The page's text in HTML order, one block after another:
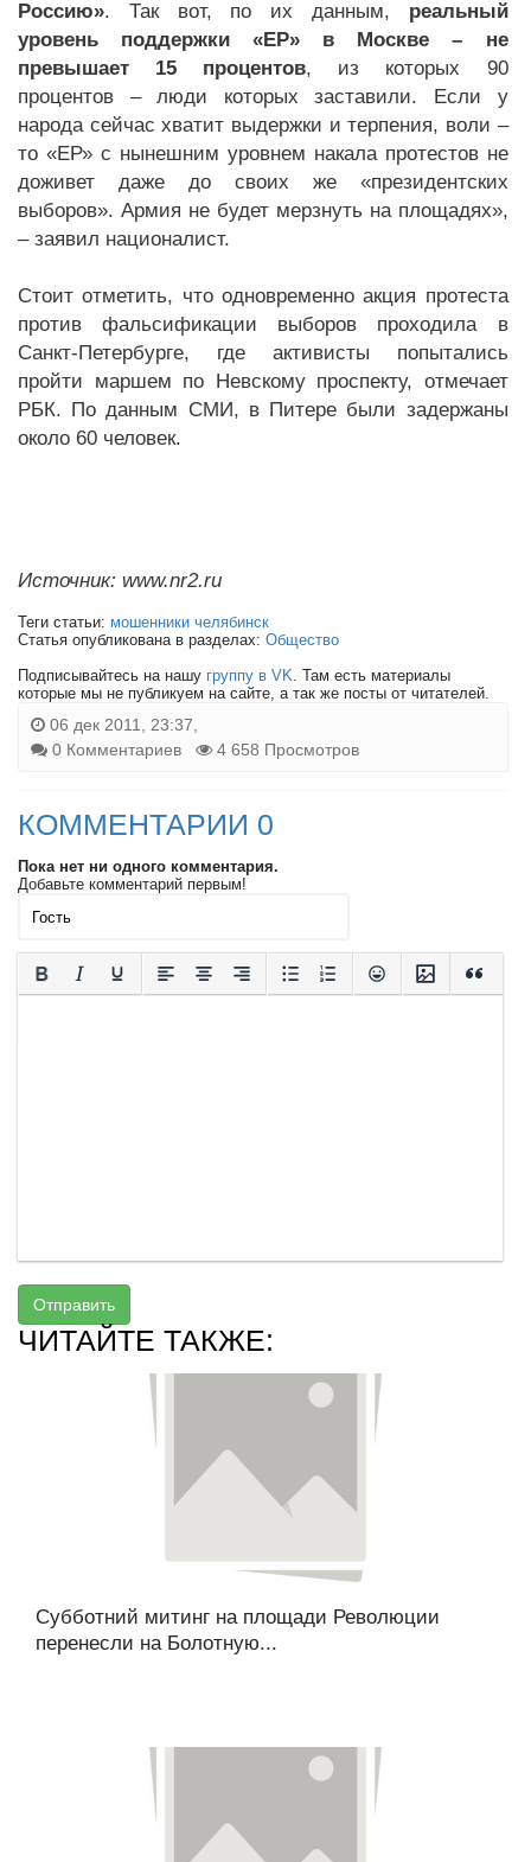
Россию». Так вот, по их данным, реальный
уровень поддержки «ЕР» в Москве – не
превышает 15 процентов, из которых 90
процентов – люди которых заставили. Если у
народа сейчас хватит выдержки и терпения, воли –
то «ЕР» с нынешним уровнем накала протестов не
доживет даже до своих же «президентских
выборов». Армия не будет мерзнуть на площадях»,
– заявил националист.
Стоит отметить, что одновременно акция протеста
против фальсификации выборов проходила в
Санкт-Петербурге, где активисты попытались
пройти маршем по Невскому проспекту, отмечает
РБК. По данным СМИ, в Питере были задержаны
около 60 человек.
Источник: www.nr2.ru
Теги статьи: мошенники челябинск
Статья опубликована в разделах: Общество
Подписывайтесь на нашу группу в VK. Там есть материалы
которые мы не публикуем на сайте, а так же посты от читателей.
06 дек 2011, 23:37,
0 Комментариев
4 658 Просмотров
КОММЕНТАРИИ 0
Пока нет ни одного комментария.
Добавьте комментарий первым!
Отправить
ЧИТАЙТЕ ТАКЖЕ:
Субботний митинг на площади Революции
перенесли на Болотную...